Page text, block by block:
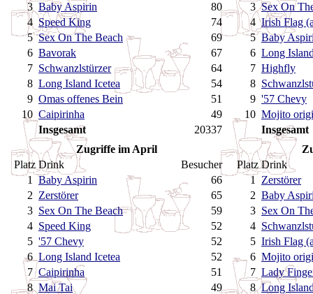
3 Baby Aspirin
80
4 Speed King
74
5 Sex On The Beach
69
6 Bavorak
67
7 Schwanzlstürzer
64
8 Long Island Icetea
54
9 Omas offenes Bein
51
10 Caipirinha
49
Insgesamt
20337
3 Sex On
4 Irish Flag
5 Baby
6 Long
7 Highfly
8
9 '57 Chevy
10 Mojito
Insgesamt
Zugriffe im April
Platz Drink
Besucher
1
Baby Aspirin
66
2 Zerstörer
65
3 Sex On The Beach
59
4 Speed King
52
5 '57 Chevy
52
6 Long Island Icetea
52
7 Caipirinha
51
8 Mai Tai
49
Platz Drink
1
Zerstörer
2 Baby
3 Sex On
4
5 Irish Flag
6 Mojito
7 Lady
8 Long